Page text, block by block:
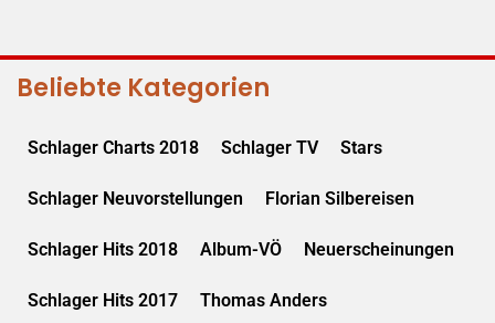
Beliebte Kategorien
Schlager Charts 2018 Schlager TV Stars
Schlager Neuvorstellungen Florian Silbereisen
Schlager Hits 2018 Album-VÖ Neuerscheinungen
Schlager Hits 2017 Thomas Anders